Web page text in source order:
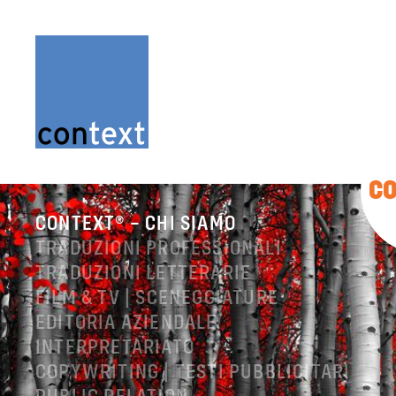
CONTEXT® – CHI SIAMO
TRADUZIONI PROFESSIONALI
TRADUZIONI LETTERARIE
FILM & TV | SCENEGGIATURE
EDITORIA AZIENDALE
INTERPRETARIATO
COPYWRITING | TESTI PUBBLICITARI